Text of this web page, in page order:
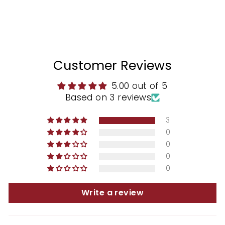
Customer Reviews
5.00 out of 5
Based on 3 reviews
3
0
0
0
0
Write a review